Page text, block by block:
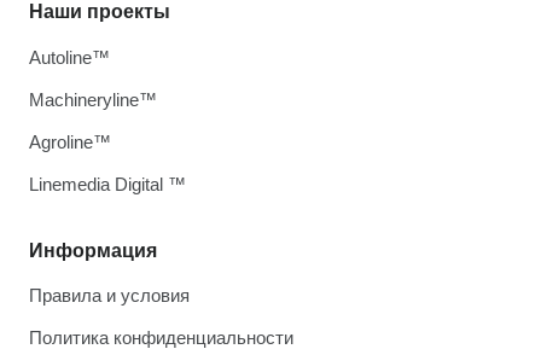
Информация
Правила и условия
Политика конфиденциальности
Наши проекты
Autoline™
Machineryline™
Agroline™
Linemedia Digital ™